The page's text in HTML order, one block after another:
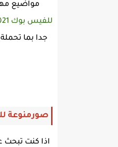
مواضيع
للفيس بوك 2021
جدا بما
صورمنوعة